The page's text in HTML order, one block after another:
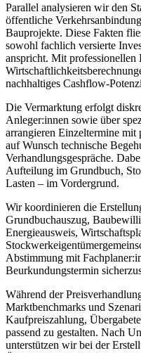
Parallel analysieren wir den
öffentliche
Bauprojekte. Diese Fakten
sowohl fachlich versierte
anspricht. Mit professionellen
nachhaltiges Cashflow-
Die Vermarktung erfolgt
Anleger:innen sowie über
arrangieren Einzeltermine
auf Wunsch technische
Verhandlungsgespräche.
Aufteilung im Grundbuch,
Lasten – im Vordergrund.
Wir koordinieren die
Grundbuchauszug,
Energieausweis,
Abstimmung mit
Beurkundungstermin
Während der
Marktbenchmarks und
Kaufpreiszahlung,
passend zu gestalten. Nach
unterstützen wir bei der